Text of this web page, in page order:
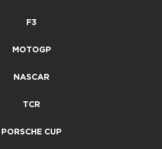
F3
MOTOGP
NASCAR
TCR
PORSCHE CUP